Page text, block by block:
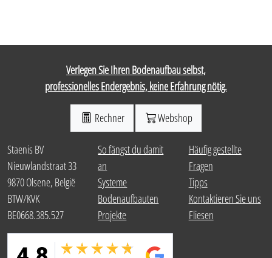
Verlegen Sie Ihren Bodenaufbau selbst,
professionelles Endergebnis, keine Erfahrung nötig.
Rechner Webshop
Staenis BV
Nieuwlandstraat 33
9870 Olsene, België
BTW/KVK
BE0668.385.527
So fängst du damit
an
Systeme
Bodenaufbauten
Projekte
Häufig gestellte
Fragen
Tipps
Kontaktieren Sie uns
Fliesen